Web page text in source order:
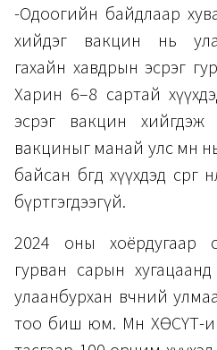
-Одоогийн байдлаар
хийдэг вакцин нь
гахайн хавдрын эсрэг
Харин 6–8 сартай
эсрэг вакцин
вакциныг манай улс өмнө
байсан бөгөөд хүүхдэд сөрөг
бүртгэгдээгүй.
2024 оны хоёрдугаар
гурван сарын
улаанбурхан өвчний
тоо биш юм. Мөн ХӨСҮТ-